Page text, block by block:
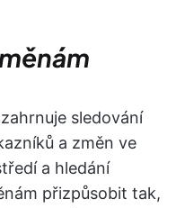
sledování
a změn ve
a hledání
přizpůsobit tak,